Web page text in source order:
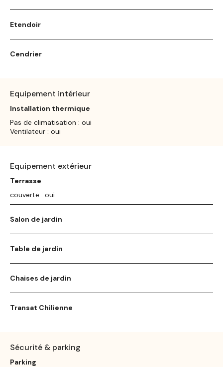
Etendoir
Cendrier
Equipement intérieur
Installation thermique
Pas de climatisation : oui
Ventilateur : oui
Equipement extérieur
Terrasse
couverte : oui
Salon de jardin
Table de jardin
Chaises de jardin
Transat Chilienne
Sécurité & parking
Parking